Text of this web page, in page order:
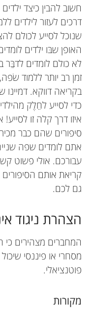
חשוב להבין כיצד
דרכים לעזור לילדים
שנוכל לסייע לכולם
האופן שבּו ילדים
לא כולם לומדים לדבֵּר
זמן רב יותר ללמוד
בקריאה דווקא.
כדי לסייע לחֵלֶק
איזו דרך קלה זו לסייע!
סיפורים שהם כבר
אתם לומדים שפה
עבורכם. אולי פשוט
קריאת אותם הסיפורים
גם לכם.
הצהרת ניגוד
המחברים מצהירים
מסחרי או פיננסי
פוטנציאלי.
מקורות